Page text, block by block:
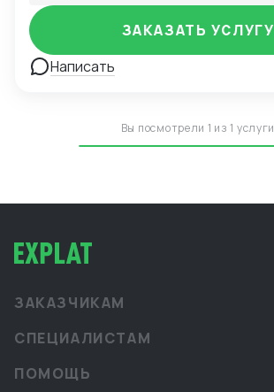
Написать
ЗАКАЗАТЬ УСЛУГУ
Вы посмотрели 1 из 1 услуги
ЗАКАЗЧИКАМ
СПЕЦИАЛИСТАМ
ПОМОЩЬ